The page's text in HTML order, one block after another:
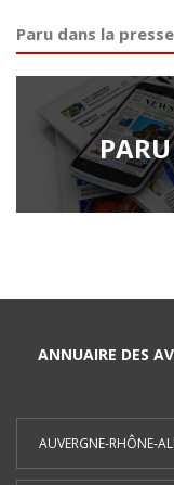
Paru dans la presse
ANNUAIRE DES
AUVERGNE-RHÔNE-